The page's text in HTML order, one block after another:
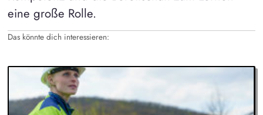
eine große Rolle.
Das könnte dich interessieren: